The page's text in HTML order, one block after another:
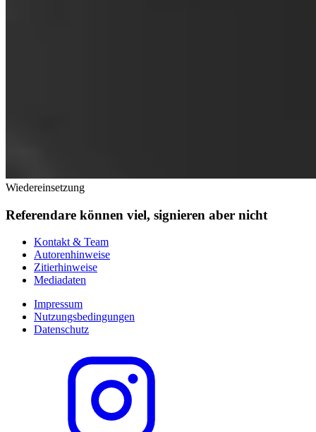
Wiedereinsetzung
Referendare können viel, signieren aber nicht
Kontakt & Team
Autorenhinweise
Zitierhinweise
Mediadaten
Impressum
Nutzungsbedingungen
Datenschutz